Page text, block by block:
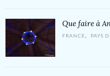
Que faire à
FRANCE , PAYS